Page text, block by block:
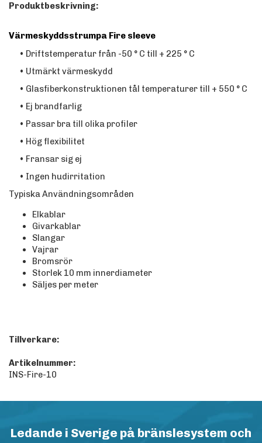
Produktbeskrivning:
Värmeskyddsstrumpa Fire sleeve
• Driftstemperatur från -50 ° C till + 225 ° C
• Utmärkt värmeskydd
• Glasfiberkonstruktionen tål temperaturer till + 550 ° C
• Ej brandfarlig
• Passar bra till olika profiler
• Hög flexibilitet
• Fransar sig ej
• Ingen hudirritation
Typiska Användningsområden
Elkablar
Givarkablar
Slangar
Vajrar
Bromsrör
Storlek 10 mm innerdiameter
Säljes per meter
Tillverkare:
Artikelnummer:
INS-Fire-10
Ledande i Sverige på bränslesystem och